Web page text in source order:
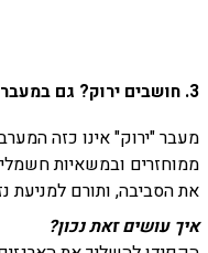
3. חושבים ירוק? גם במעבר
מעבר "ירוק" אינו כזה
ממוחזרים ובמשאיות
את הסביבה, ותורם למניעת
איך עושים זאת נכון?